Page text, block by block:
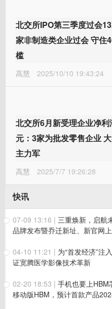
北交所IPO第三季度过会
家非制造类企业过会 守住
槛
高慧 2025/10/10 19:43:24
北交所6月新受理企业净
元：3家为批发零售企业
主力军
高慧 2025/7/7 19:26:28
快讯
07-09 13:16 | 三重焕新，启
品牌发布暨乔迁新址、新官网
04-10 11:21 | 为“首发经济”注
证宽腾医学影像技术革新
02-20 18:53 | 手机也要上HBM
移动版HBM，预计首款产品